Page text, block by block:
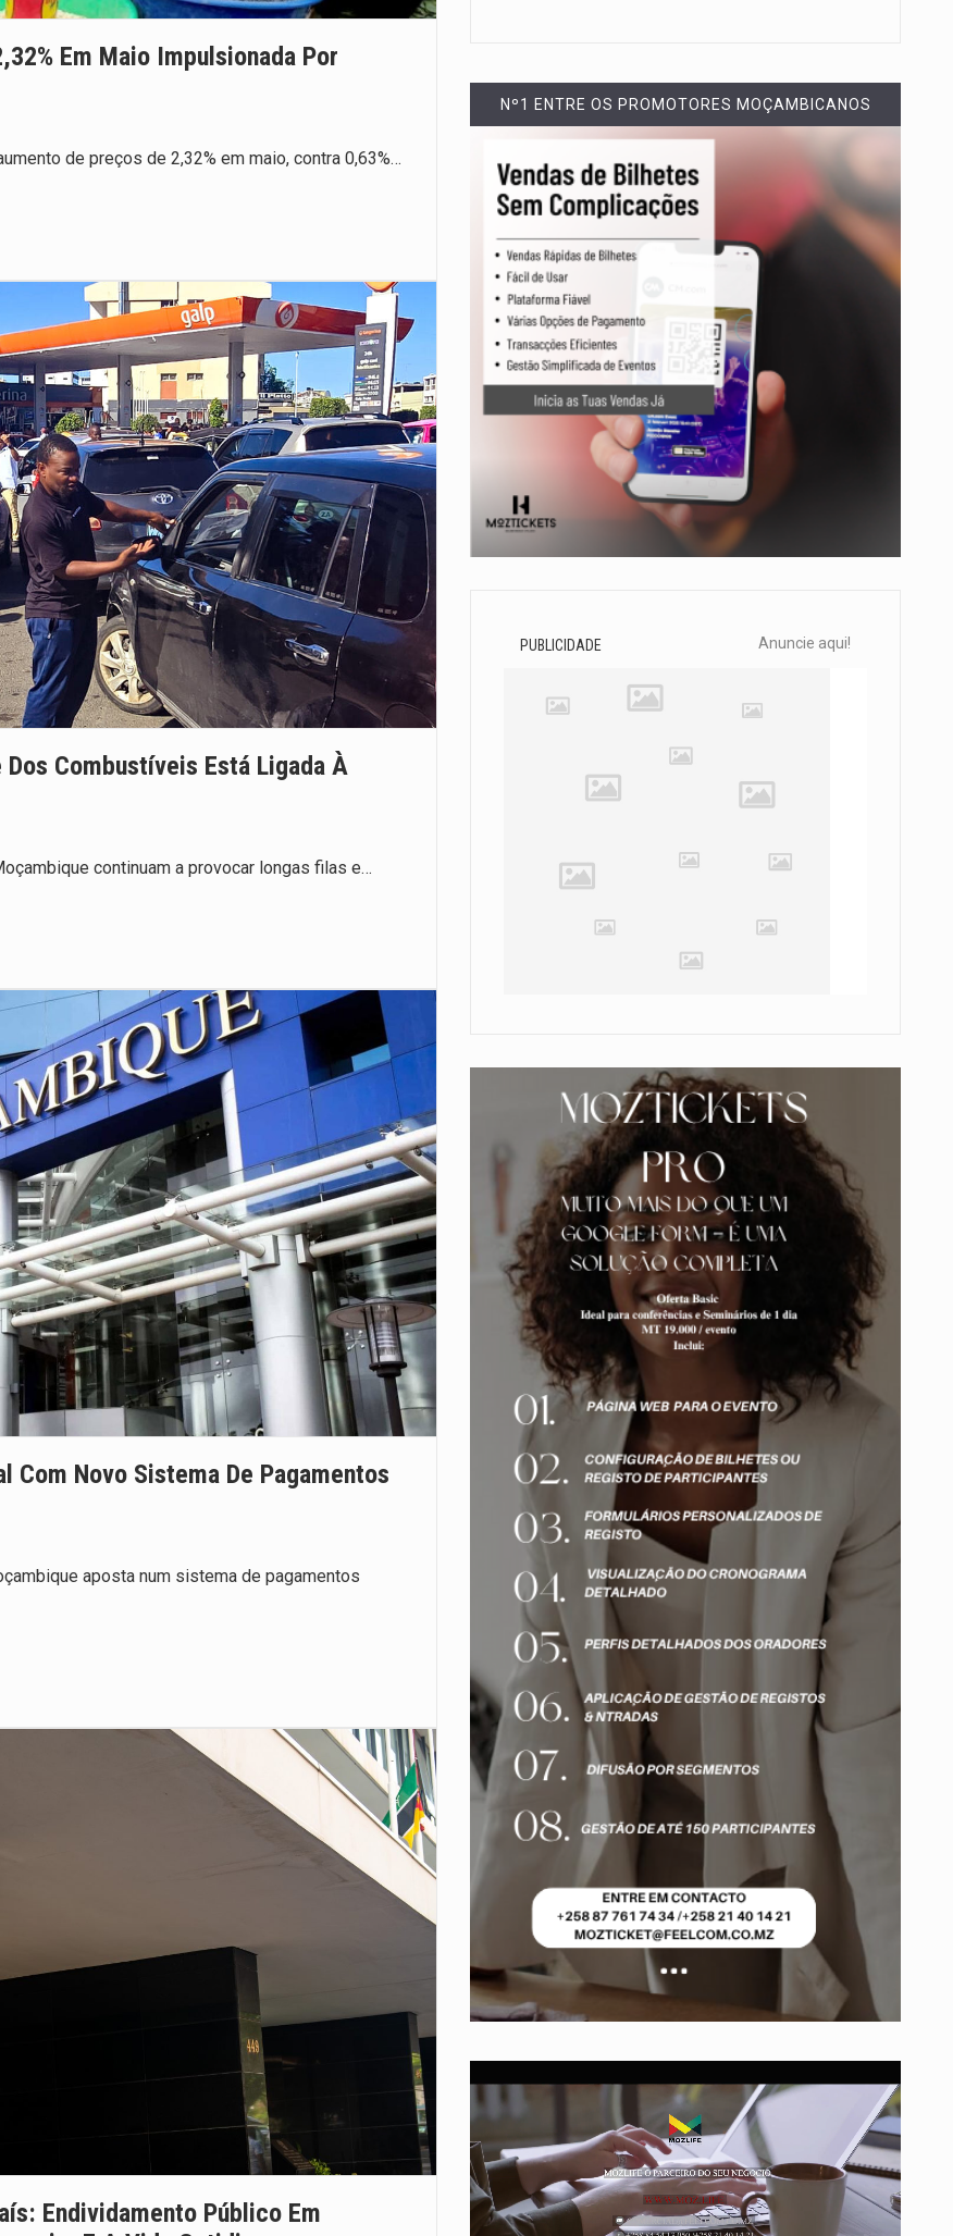
Em Maio Impulsionada Por
de preços de 2,32% em maio, contra 0,63%…
Combustíveis Está Ligada À
continuam a provocar longas filas e…
Novo Sistema De Pagamentos
aposta num sistema de pagamentos
Endividamento Público Em
Nº1 ENTRE OS PROMOTORES MOÇAMBICANOS
PUBLICIDADE Anuncie aqui!